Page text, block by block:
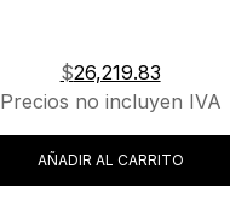
$26,219.83
Precios no incluyen IVA
AÑADIR AL CARRITO